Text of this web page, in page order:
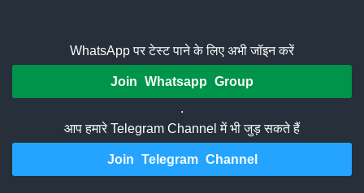
WhatsApp पर टेस्ट पाने के लिए अभी जॉइन करें
Join Whatsapp Group
.
आप हमारे Telegram Channel में भी जुड़ सकते हैं
Join Telegram Channel